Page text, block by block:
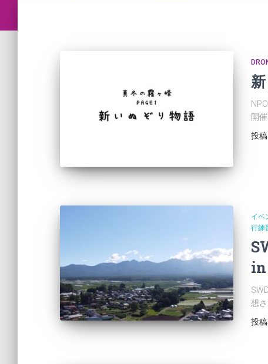
開
投
イベ
行練
in
想
投